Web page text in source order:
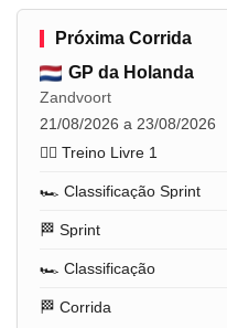
Próxima Corrida
GP da Holanda
Zandvoort
21/08/2026 a 23/08/2026
🏋️‍♂️ Treino Livre 1
🏎️ Classificação Sprint
🏁 Sprint
🏎️ Classificação
🏁 Corrida